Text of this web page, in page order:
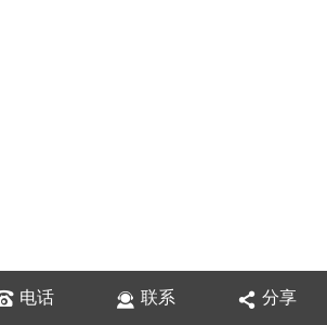
电话 联系 分享